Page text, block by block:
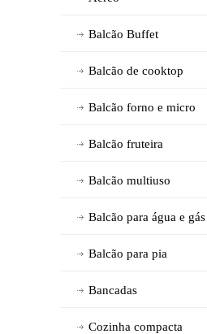
Balcão Buffet
Balcão de cooktop
Balcão forno e micro
Balcão fruteira
Balcão multiuso
Balcão para água e gás
Balcão para pia
Bancadas
Cozinha compacta